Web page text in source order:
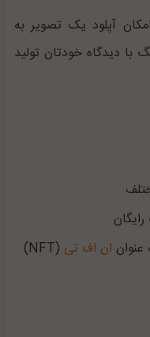
آپلود یک تصویر به
دیدگاه خودتان تولید
ان اف تی (NFT)